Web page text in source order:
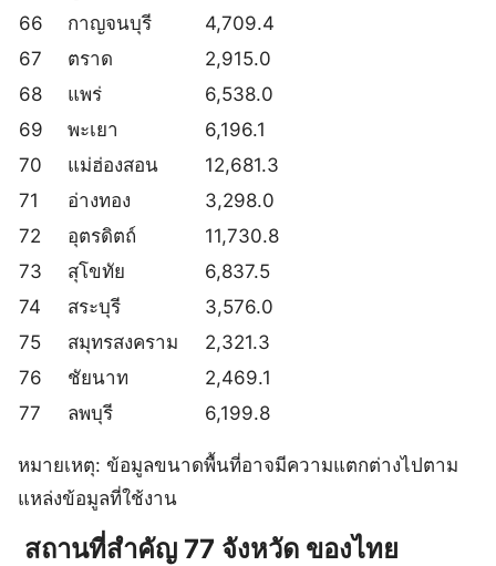
66
กาญจนบุรี
4,709.4
67
ตราด
2,915.0
68
แพร่
6,538.0
69
พะเยา
6,196.1
70
แม่ฮ่องสอน
12,681.3
71
อ่างทอง
3,298.0
72
อุตรดิตถ์
11,730.8
73
สุโขทัย
6,837.5
74
สระบุรี
3,576.0
75
สมุทรสงคราม
2,321.3
76
ชัยนาท
2,469.1
77
ลพบุรี 6,199.8
หมายเหตุ: ข้อมูลขนาดพื้นที่อาจมีความแตกต่างไปตาม
แหล่งข้อมูลที่ใช้งาน
สถานที่สำคัญ 77 จังหวัด ของไทย